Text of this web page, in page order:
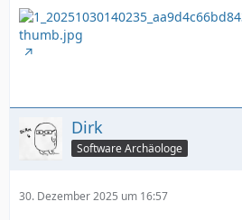
Dirk
Software Archäologe
30. Dezember 2025 um 16:57